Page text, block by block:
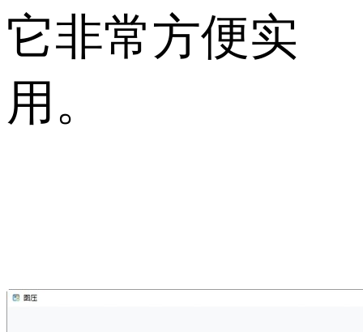
它非常方便实
用。